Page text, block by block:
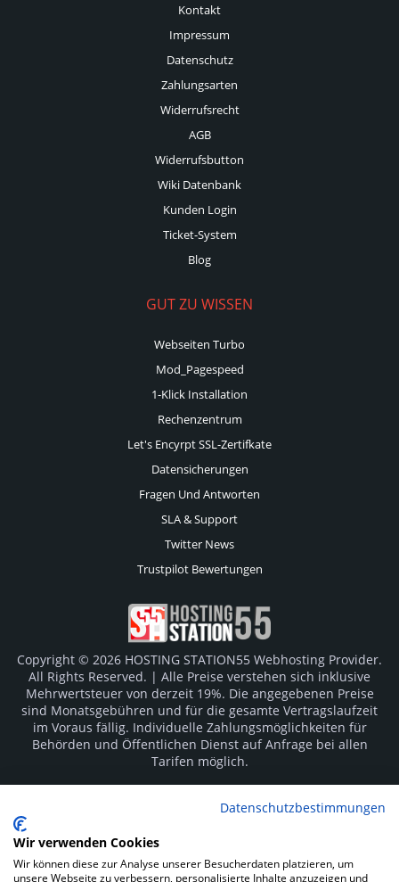
Kontakt
Impressum
Datenschutz
Zahlungsarten
Widerrufsrecht
AGB
Widerrufsbutton
Wiki Datenbank
Kunden Login
Ticket-System
Blog
GUT ZU WISSEN
Webseiten Turbo
Mod_Pagespeed
1-Klick Installation
Rechenzentrum
Let's Encyrpt SSL-Zertifkate
Datensicherungen
Fragen Und Antworten
SLA & Support
Twitter News
Trustpilot Bewertungen
Copyright © 2026 HOSTING STATION55 Webhosting Provider.
All Rights Reserved. | Alle Preise verstehen sich inklusive
Mehrwertsteuer von derzeit 19%. Die angegebenen Preise
sind Monatsgebühren und für die gesamte Vertragslaufzeit
im Voraus fällig. Individuelle Zahlungsmöglichkeiten für
Behörden und Öffentlichen Dienst auf Anfrage bei allen
Tarifen möglich.
Hersteller. Irrtümer vorbehalten.
SOCIAL MEDIA
Datenschutzbestimmungen
Wir verwenden Cookies
Wir können diese zur Analyse unserer Besucherdaten platzieren, um
unsere Webseite zu verbessern, personalisierte Inhalte anzuzeigen und